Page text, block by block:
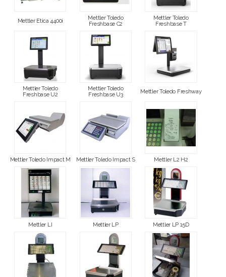
Mettler Etica 4400i
Mettler Toledo
Freshbase C2
Mettler Toledo
Freshbase T
Mettler Toledo
Freshbase U2
Mettler Toledo
Freshbase U3
Mettler Toledo Freshway
Mettler Toledo Impact M Mettler Toledo Impact S Mettler L2 H2
Mettler LI Mettler LP Mettler LP 15D